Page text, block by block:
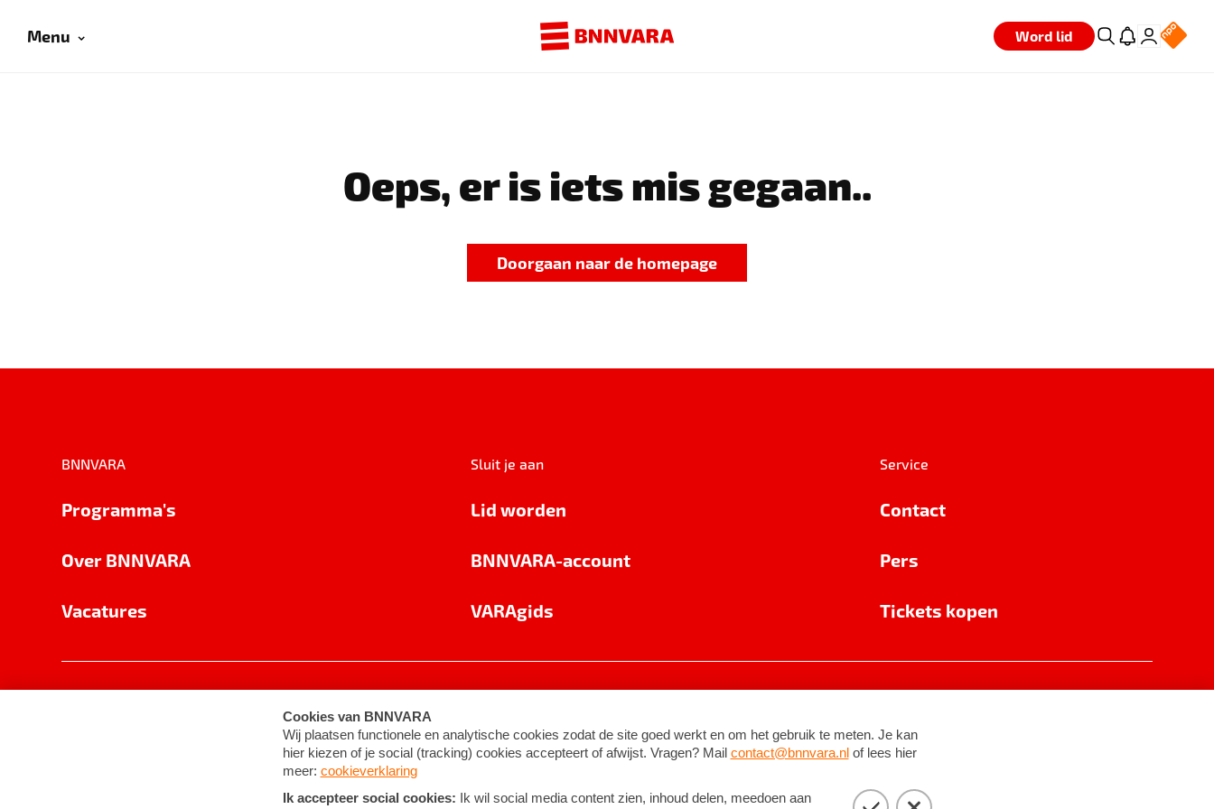
Menu Word lid
Oeps, er is iets mis gegaan..
Doorgaan naar de homepage
BNNVARA
Programma's
Over BNNVARA
Vacatures
Sluit je aan
Lid worden
BNNVARA-account
VARAgids
Service
Contact
Pers
Tickets kopen
Cookie-instellingen Algemene voorwaarden ©2026BNNVARA